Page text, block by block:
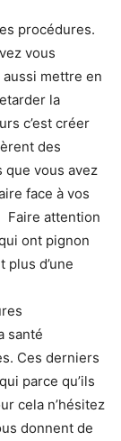
procédures.
vous
mettre en
la
c’est créer
des
que vous avez
face à vos
Faire attention
ont pignon
d’une
santé
Ces derniers
parce qu’ils
cela n’hésitez
donnent de